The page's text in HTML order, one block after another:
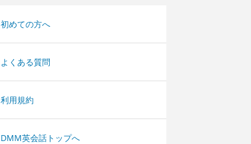
初めての方へ
よくある質問
利用規約
DMM英会話トップへ